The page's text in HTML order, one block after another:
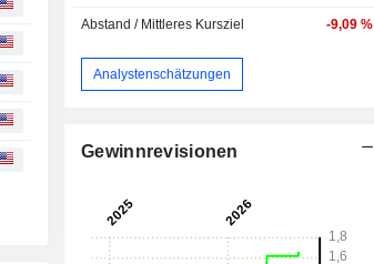
Abstand / Mittleres Kursziel -9,09 %
Analystenschätzungen
Gewinnrevisionen